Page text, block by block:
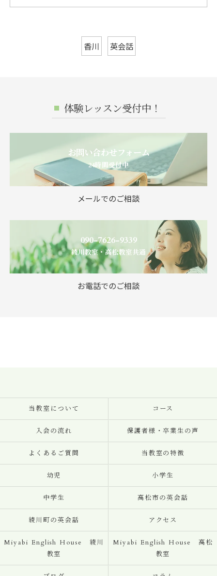
香川 英会話
体験レッスン受付中！
お問い合わせフォーム
24時間受付中
メールでのご相談
090-7626-9339
綾川教室・高松教室共通
お電話でのご相談
当教室について コース
入会の流れ 保護者様・卒業生の声
よくあるご質問 当教室の特徴
幼児 小学生
中学生 高松市の英会話
綾川町の英会話 アクセス
Miyabi English House 綾川
教室
Miyabi English House 高松
教室